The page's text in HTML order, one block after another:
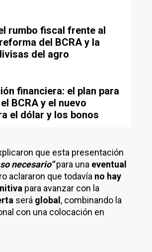
rumbo fiscal frente al
del BCRA y la
del agro
financiera: el plan para
BCRA y el nuevo
el dólar y los bonos
que esta presentación
necesario”para una eventual
aclararon que todavía no hay
para avanzar con la
será global , combinando la
con una colocación en